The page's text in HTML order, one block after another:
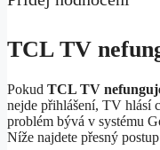
TCL TV
Pokud TCL TV
nejde přihlášení, TV hlásí
problém bývá v systému
Níže najdete přesný